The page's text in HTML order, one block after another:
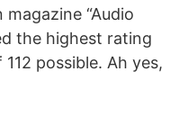
“Audio
the highest rating
possible. Ah yes,